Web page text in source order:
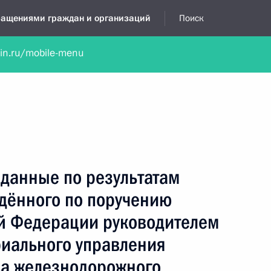
граждан и организаций Поиск
Обратиться в устной форме
по результатам
по поручению
Федерации руководителем
управления
mobile-menu